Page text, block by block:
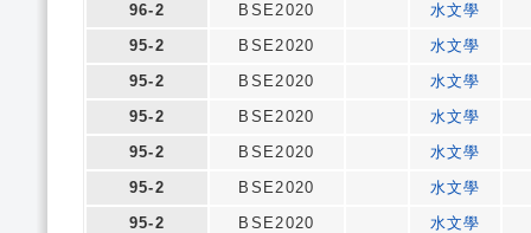
96-2
BSE2020
水文學
95-2
BSE2020
水文學
95-2
BSE2020
水文學
95-2
BSE2020
水文學
95-2
BSE2020
水文學
95-2
BSE2020
水文學
95-2
BSE2020
水文學